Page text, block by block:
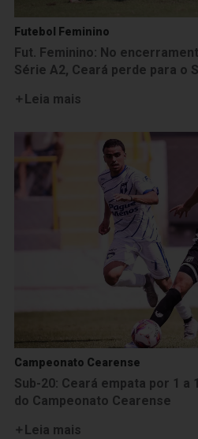
Futebol Feminino
Fut. Feminino: No
Série A2, Ceará perde para o
Leia mais
Campeonato Cearense
Sub-20: Ceará empata por 1 a
do Campeonato Cearense
Leia mais